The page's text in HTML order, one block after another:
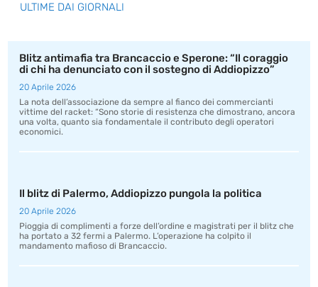
ULTIME DAI GIORNALI
Blitz antimafia tra Brancaccio e Sperone: “Il coraggio
di chi ha denunciato con il sostegno di Addiopizzo”
20 Aprile 2026
La nota dell’associazione da sempre al fianco dei commercianti
vittime del racket: “Sono storie di resistenza che dimostrano, ancora
una volta, quanto sia fondamentale il contributo degli operatori
economici.
Il blitz di Palermo, Addiopizzo pungola la politica
20 Aprile 2026
Pioggia di complimenti a forze dell’ordine e magistrati per il blitz che
ha portato a 32 fermi a Palermo. L’operazione ha colpito il
mandamento mafioso di Brancaccio.